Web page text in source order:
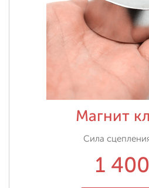
Магнит
Сила
1 400